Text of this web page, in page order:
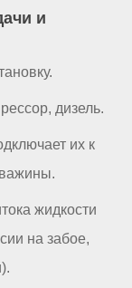
и
дизель.
их к
жидкости
на забое,